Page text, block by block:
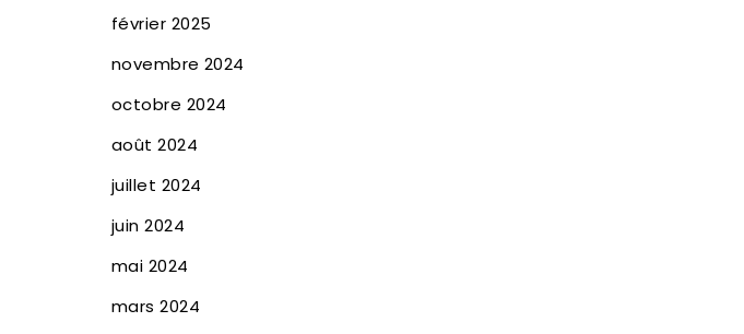
février 2025
novembre 2024
octobre 2024
août 2024
juillet 2024
juin 2024
mai 2024
mars 2024